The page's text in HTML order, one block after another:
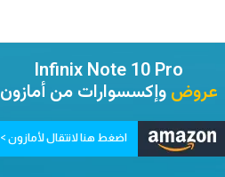
Infinix Note 10 Pro
عروضوإكسسوارات منأمازون
اضغط هنا لانتقال لأمازون >